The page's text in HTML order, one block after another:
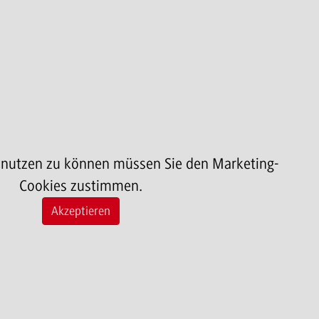
zu können müssen Sie den Marketing-
Cookies zustimmen.
Akzeptieren